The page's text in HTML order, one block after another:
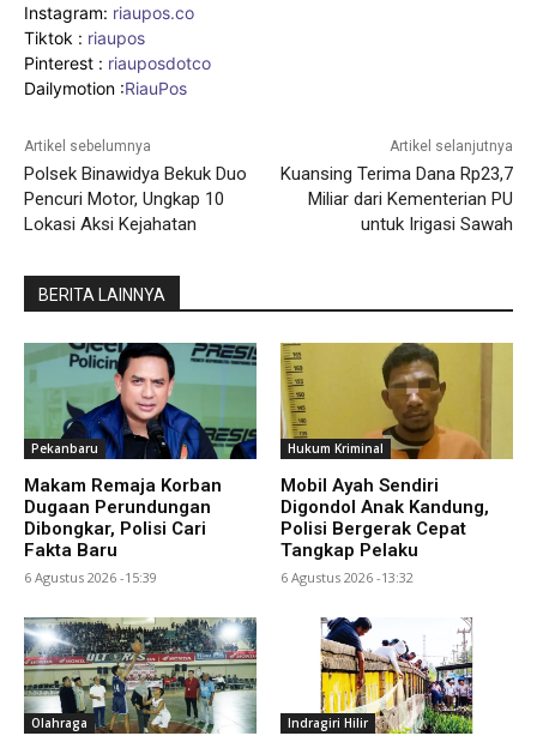
Instagram: riaupos.co
Tiktok : riaupos
Pinterest : riauposdotco
Dailymotion :RiauPos
Artikel sebelumnya
Polsek Binawidya Bekuk Duo
Pencuri Motor, Ungkap 10
Lokasi Aksi Kejahatan
Artikel selanjutnya
Kuansing Terima Dana Rp23,7
Miliar dari Kementerian PU
untuk Irigasi Sawah
BERITA LAINNYA
Pekanbaru
Makam Remaja Korban
Dugaan Perundungan
Dibongkar, Polisi Cari
Fakta Baru
6 Agustus 2026 -15:39
Hukum Kriminal
Mobil Ayah Sendiri
Digondol Anak Kandung,
Polisi Bergerak Cepat
Tangkap Pelaku
6 Agustus 2026 -13:32
Olahraga Indragiri Hilir